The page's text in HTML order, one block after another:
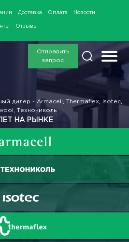
Доставка Оплата Новости
Отзывы
Отправить
запрос
дилер - Armacell, Thermaflex, Isotec,
Технониколь
НА РЫНКЕ